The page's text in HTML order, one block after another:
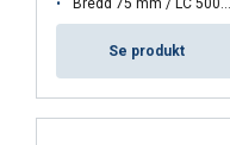
Bredd 75 mm / LC 5000 daN
Se produkt